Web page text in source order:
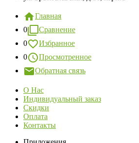
Главная
0
Сравнение
0
Избранное
0
Просмотренное
Обратная связь
О Нас
Индивидуальный заказ
Скидки
Оплата
Контакты